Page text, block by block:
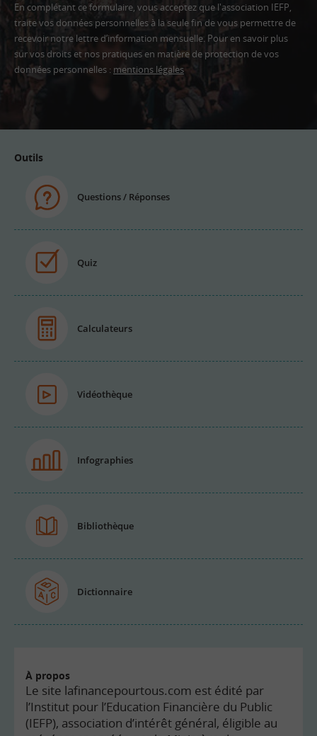
En complétant ce formulaire, vous acceptez que l'association IEFP,
traite vos données personnelles à la seule fin de vous permettre de
recevoir notre lettre d’information mensuelle. Pour en savoir plus
sur vos droits et nos pratiques en matière de protection de vos
données personnelles : mentions légales
Outils
Questions / Réponses
Quiz
Calculateurs
Vidéothèque
Infographies
Bibliothèque
Dictionnaire
À propos
Le site lafinancepourtous.com est édité par
l’Institut pour l’Education Financière du Public
(IEFP), association d’intérêt général, éligible au